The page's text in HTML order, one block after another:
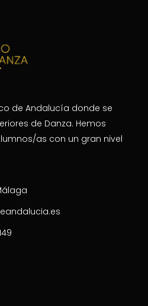
de Andalucía donde se
de Danza. Hemos
as con un gran nivel